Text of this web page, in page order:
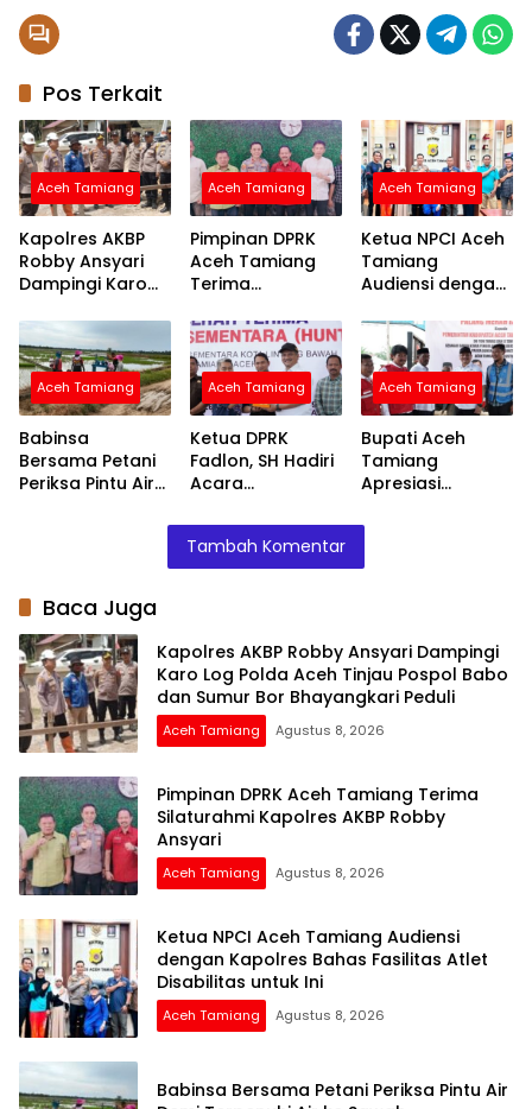
Pos Terkait
Aceh Tamiang
Kapolres AKBP
Robby Ansyari
Dampingi Karo
Tinjau Pospol
Babo dan Sumur
Bor Bhayangkari
Peduli
Aceh Tamiang
Pimpinan DPRK
Aceh Tamiang
Terima
Kapolres AKBP
Robby Ansyari
Aceh Tamiang
Ketua NPCI Aceh
Tamiang
Audiensi dengan
Fasilitas Atlet
Disabilitas untuk
Ini
Aceh Tamiang
Babinsa
Bersama Petani
Periksa Pintu Air
Aceh Tamiang
Ketua DPRK
Fadlon, SH Hadiri
Acara
Huntara dari
Mercy Malaysia
Aceh Tamiang
Bupati Aceh
Tamiang
Apresiasi
untuk
Pemulihan
Tambah Komentar
Baca Juga
Kapolres AKBP Robby Ansyari Dampingi
Karo Log Polda Aceh Tinjau Pospol Babo
dan Sumur Bor Bhayangkari Peduli
Aceh Tamiang Agustus 8, 2026
Pimpinan DPRK Aceh Tamiang Terima
Silaturahmi Kapolres AKBP Robby
Ansyari
Aceh Tamiang Agustus 8, 2026
Ketua NPCI Aceh Tamiang Audiensi
dengan Kapolres Bahas Fasilitas Atlet
Disabilitas untuk Ini
Aceh Tamiang Agustus 8, 2026
Babinsa Bersama Petani Periksa Pintu Air